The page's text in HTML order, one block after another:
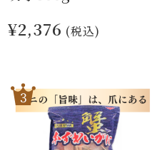
¥2,376 (税込)